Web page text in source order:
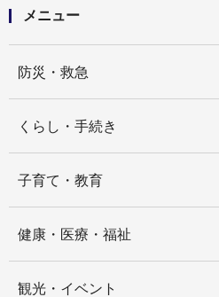
メニュー
防災・救急
くらし・手続き
子育て・教育
健康・医療・福祉
観光・イベント